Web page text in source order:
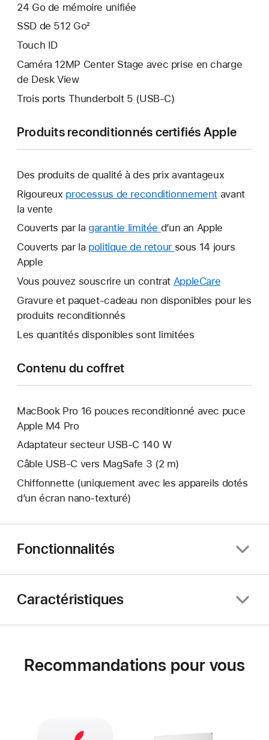
24 Go de mémoire unifiée
SSD de 512 Go²
Touch ID
Caméra 12MP Center Stage avec prise en charge
de Desk View
Trois ports Thunderbolt 5 (USB‑C)
Produits reconditionnés certifiés Apple
Des produits de qualité à des prix avantageux
Rigoureux processus de reconditionnement avant
la vente
Couverts par la garantie limitée Une
nouvelle
d’un an Apple
Couverts par la politique de retour Une
fenêtre
sous 14 jours
Apple
Vous pouvez souscrire un contrat AppleCare
nouvelle
Gravure et paquet-cadeau non disponibles pour les
produits reconditionnés
Les quantités disponibles sont limitées
Contenu du coffret
MacBook Pro 16 pouces reconditionné avec puce
Apple M4 Pro
Adaptateur secteur USB-C 140 W
Câble USB-C vers MagSafe 3 (2 m)
Chiffonnette (uniquement avec les appareils dotés
d’un écran nano‑texturé)
Fonctionnalités
Caractéristiques
Recommandations pour vous